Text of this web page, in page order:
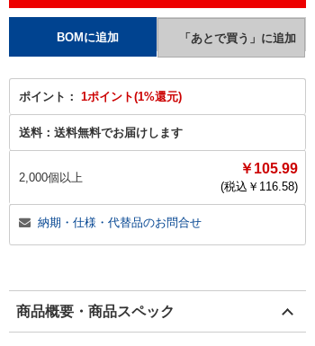
ポイント： 1ポイント(1%還元)
送料： 送料無料でお届けします
2,000個以上
￥105.99
(税込￥ 116.58)
納期・仕様・代替品のお問合せ
商品概要・商品スペック